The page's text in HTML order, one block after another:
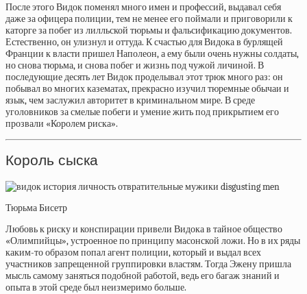
После этого Видок поменял много имен и профессий, выдавал себя
даже за офицера полиции, тем не менее его поймали и приговорили к
каторге за побег из лилльской тюрьмы и фальсификацию документов.
Естественно, он улизнул и оттуда. К счастью для Видока в бурлящей
Франции к власти пришел Наполеон, а ему были очень нужны солдаты,
но снова тюрьма, и снова побег и жизнь под чужой личиной. В
последующие десять лет Видок проделывал этот трюк много раз: он
побывал во многих казематах, прекрасно изучил тюремные обычаи и
язык, чем заслужил авторитет в криминальном мире. В среде
уголовников за смелые побеги и умение жить под прикрытием его
прозвали «Королем риска».
Король сыска
Тюрьма Бисетр
Любовь к риску и конспирации привели Видока в тайное общество
«Олимпийцы», устроенное по принципу масонской ложи. Но в их ряды
каким-то образом попал агент полиции, который и выдал всех
участников запрещенной группировки властям. Тогда Эжену пришла
мысль самому заняться подобной работой, ведь его багаж знаний и
опыта в этой среде был неизмеримо больше.